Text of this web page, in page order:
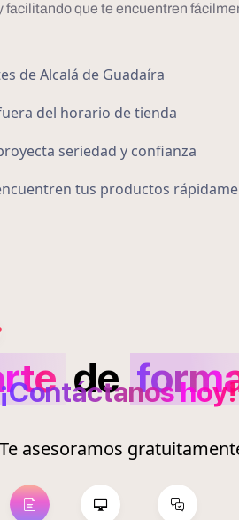
que te encuentren
de Alcalá de Guadaíra
del horario de tienda
seriedad y confianza
tus productos
de
¡Contáctanos hoy!
Te asesoramos